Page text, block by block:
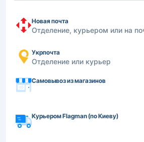
Новая почта
Отделение, курьером или на
Укрпочта
Отделение или курьер
Самовывоз из магазинов
Курьером Flagman (по Киеву)